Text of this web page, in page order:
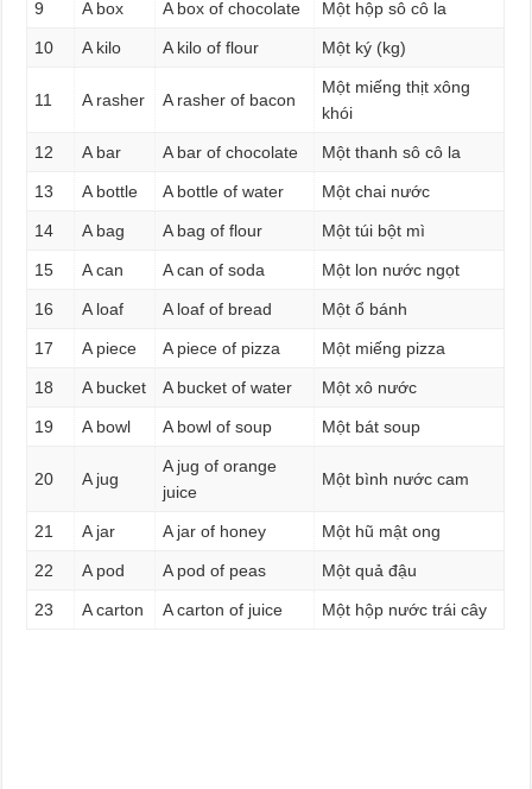
9 A box A box of chocolate Một hộp sô cô la
10 A kilo A kilo of flour Một ký (kg)
11 A rasher A rasher of bacon
Một miếng thịt xông
khói
12 A bar A bar of chocolate Một thanh sô cô la
13 A bottle A bottle of water Một chai nước
14 A bag A bag of flour Một túi bột mì
15 A can A can of soda Một lon nước ngọt
16 A loaf A loaf of bread Một ổ bánh
17 A piece A piece of pizza Một miếng pizza
18 A bucket A bucket of water Một xô nước
19 A bowl A bowl of soup Một bát soup
20 A jug
A jug of orange
juice
Một bình nước cam
21 A jar A jar of honey Một hũ mật ong
22 A pod A pod of peas Một quả đậu
23 A carton A carton of juice Một hộp nước trái cây